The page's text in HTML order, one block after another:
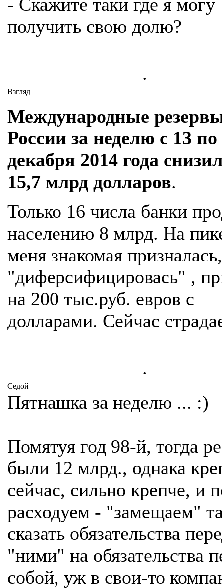
- Скажите таки где я могу
получить свою долю?
.
Взгляд
Международные
России за неделю с 13 по
декабря 2014 года
15,7 млрд долларов.
Только 16 числа банки
населению 8 млрд. На
меня знакомая
"диферсифицировась" ,
на 200 тыс.руб. евров с
долларами. Сейчас
.
Седой
Пятнашка за неделю ... :)
Помятуя год 98-й, тогда
были 12 млрд., однака
сейчас, сильно крепче, и
расходуем - "замещаем"
сказать обязательства
"ними" на обязательства
собой, уж в свои-то